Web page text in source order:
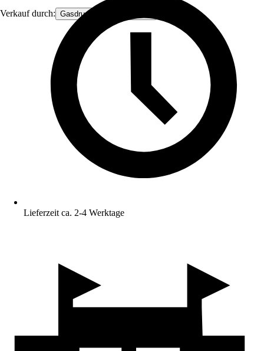
Verkauf durch: Gasdruckfeder Großhandel
Lieferzeit ca. 2-4 Werktage